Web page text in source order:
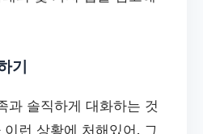
기
과 솔직하게 대화하는 것
런 상황에 처해있어. 그